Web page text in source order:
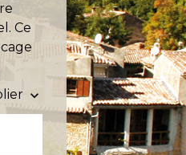
Ce
keyboard_arrow_down